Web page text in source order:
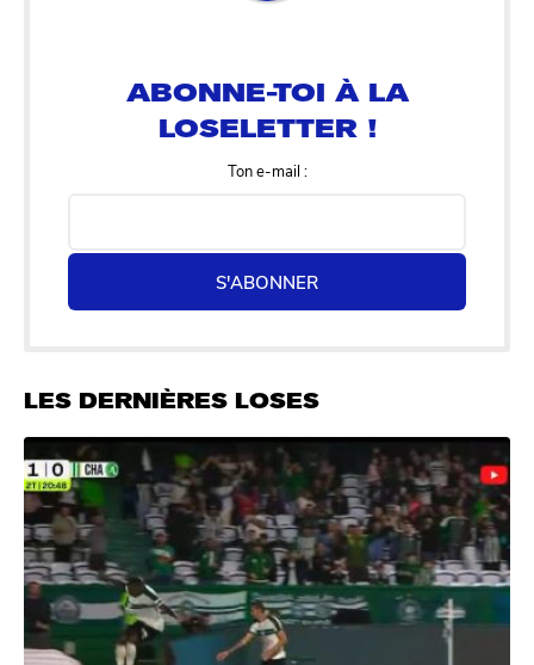
Ton e-mail :
S'ABONNER
LES DERNIÈRES LOSES